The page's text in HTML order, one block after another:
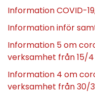
Information COVID-
Information inför
Information 5 om
verksamhet från 15/4
Information 4 om
verksamhet från 30/3